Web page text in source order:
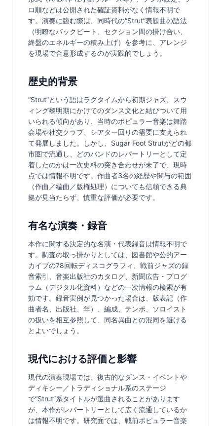
ロ順などは公開された確証資料がなく情報不明で
す。演奏に臨む際は、同時代の“Strut”表題曲の語法
（明瞭なバックビート、セクション間の掛け合い、
終盤のエネルギーの積み上げ）を参考に、アレンジ
を現場で合意形成するのが実践的でしょう。
歴史的背景
“Strut”という語はラグタイムから初期ジャズ、スウ
ィング黎明期にかけてのダンス文化と結びついて用
いられる傾向があり、当時のポピュラー音楽は舞踏
会場や社交クラブ、シアター回りの需要に支えられ
て発展しました。しかし、Sugar Foot Strutがどの都
市圏で流通し、どのバンドのレパートリーとして定
着したのかは一次史料の突き合わせが未了で、現時
点では情報不明です。作曲者3名の経歴や関与の範囲
（作曲／編曲／版権処理）についても信頼できる典
拠が見当たらず、慎重な評価が必要です。
有名な演奏・録音
本作に関する決定的な名演・代表録音は情報不明で
す。調査の取っ掛かりとしては、図書館や公的アー
カイブの78回転ディスコグラフィ、戦前ジャズの録
音索引、音楽出版社のカタログ、新聞広告・プログ
ラム（デジタル化資料）などの一次情報の検索が有
効です。録音実例が見つかった場合は、版表記（作
曲者名、出版社、年）、編成、テンポ、ソロイスト
の扱いを相互参照して、同名異曲との混同を避ける
とよいでしょう。
現代における評価と影響
現代の演奏現場では、復古的なダンス・イベントや
ディキシー／トラディショナル系のステージ
で“Strut”系タイトルが選曲されることがあります
が、本作がレパートリーとして広く流通しているか
は情報不明です。研究面では、戦前ポピュラー音楽